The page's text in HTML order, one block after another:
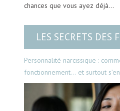
chances que vous ayez déjà…
LES SECRETS DES
Personnalité narcissique :
fonctionnement… et surtout